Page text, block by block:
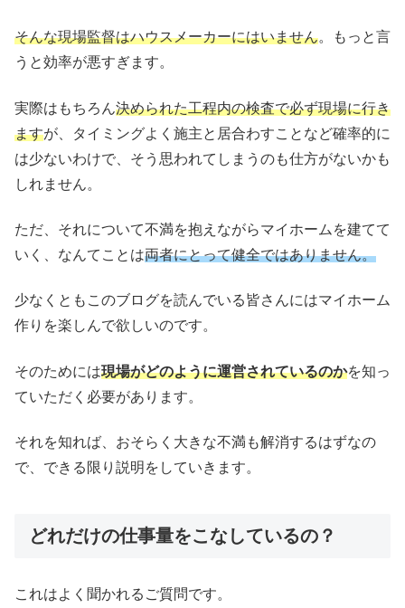
そんな現場監督はハウスメーカーにはいません。もっと言
うと効率が悪すぎます。
実際はもちろん決められた工程内の検査で必ず現場に行き
ますが、タイミングよく施主と居合わすことなど確率的に
は少ないわけで、そう思われてしまうのも仕方がないかも
しれません。
ただ、それについて不満を抱えながらマイホームを建てて
いく、なんてことは両者にとって健全ではありません。
少なくともこのブログを読んでいる皆さんにはマイホーム
作りを楽しんで欲しいのです。
そのためには現場がどのように運営されているのかを知っ
ていただく必要があります。
それを知れば、おそらく大きな不満も解消するはずなの
で、できる限り説明をしていきます。
どれだけの仕事量をこなしているの？
これはよく聞かれるご質問です。